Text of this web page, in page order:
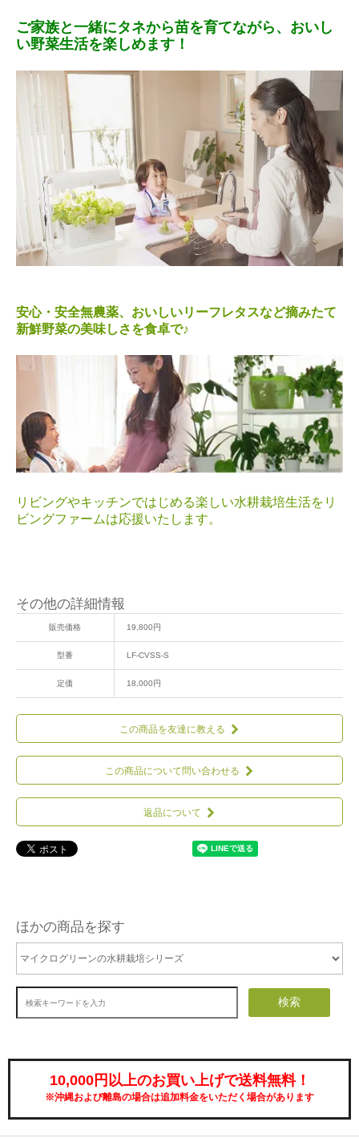
ご家族と一緒にタネから苗を育てながら、おいし
い野菜生活を楽しめます！
安心・安全無農薬、おいしいリーフレタスなど摘みたて
新鮮野菜の美味しさを食卓で♪
リビングやキッチンではじめる楽しい水耕栽培生活をリ
ビングファームは応援いたします。
その他の詳細情報
販売価格 19,800円
型番 LF-CVSS-S
定価 18,000円
この商品を友達に教える
この商品について問い合わせる
返品について
ほかの商品を探す
検索
10,000円以上のお買い上げで送料無料！
※沖縄および離島の場合は追加料金をいただく場合があります